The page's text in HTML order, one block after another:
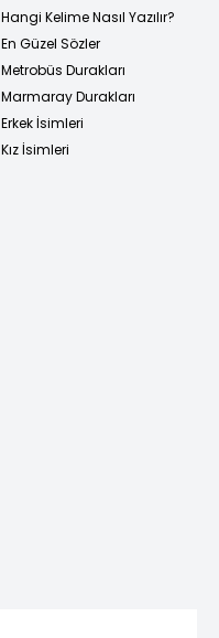
Hangi Kelime Nasıl Yazılır?
En Güzel Sözler
Metrobüs Durakları
Marmaray Durakları
Erkek İsimleri
Kız İsimleri